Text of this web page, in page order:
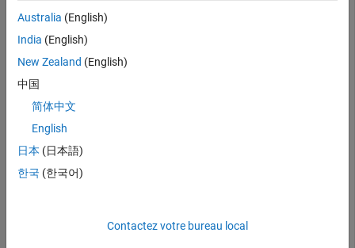
updates the active value.
Use a conditional statement to confirm that
now has an active value and, if so, return that value.
"OfficeNumber has no active value."
Australia (English)
India (English)
New Zealand (English)
中国
简体中文
English
日本 (日本語)
한국 (한국어)
Contactez votre bureau local